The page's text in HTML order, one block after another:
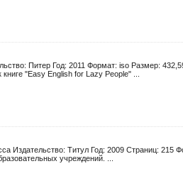
Питер Год: 2011 Формат: iso Размер:
"Easy English for Lazy People" ...
Издательство: Титул Год: 2009 Страниц: 215
учреждений. ...